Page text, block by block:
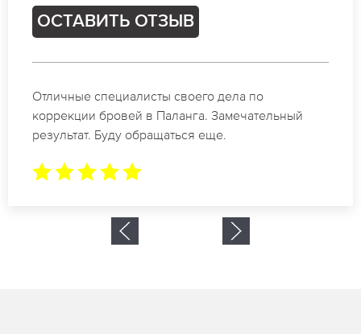
ОСТАВИТЬ ОТЗЫВ
Отличные специалисты своего дела по
коррекции бровей в Паланга. Замечательный
результат. Буду обращаться еще.